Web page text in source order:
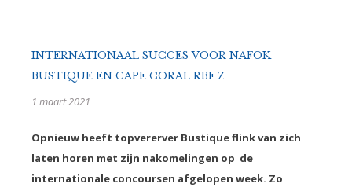
INTERNATIONAAL SUCCES VOOR NAFOK
BUSTIQUE EN CAPE CORAL RBF Z
1 maart 2021
Opnieuw heeft topvererver Bustique flink van zich
laten horen met zijn nakomelingen op de
internationale concoursen afgelopen week. Zo